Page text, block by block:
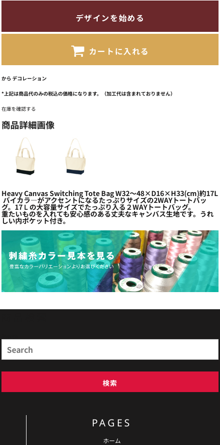
デザインを始める
カートに入れる
から デコレーション
*上記は商品代のみの税込の価格になります。（加工代は含まれておりません）
在庫を確認する
商品詳細画像
Heavy Canvas Switching Tote Bag W32～48×D16×H33(cm)約17L
バイカラ―がアクセントになるたっぷりサイズの2WAYトートバッ
グ。17Ｌの大容量サイズでたっぷり入る２WAYトートバッグ。
重たいものを入れても安心感のある丈夫なキャンバス生地です。うれ
しい内ポケット付き。
検索
PAGES
ホーム